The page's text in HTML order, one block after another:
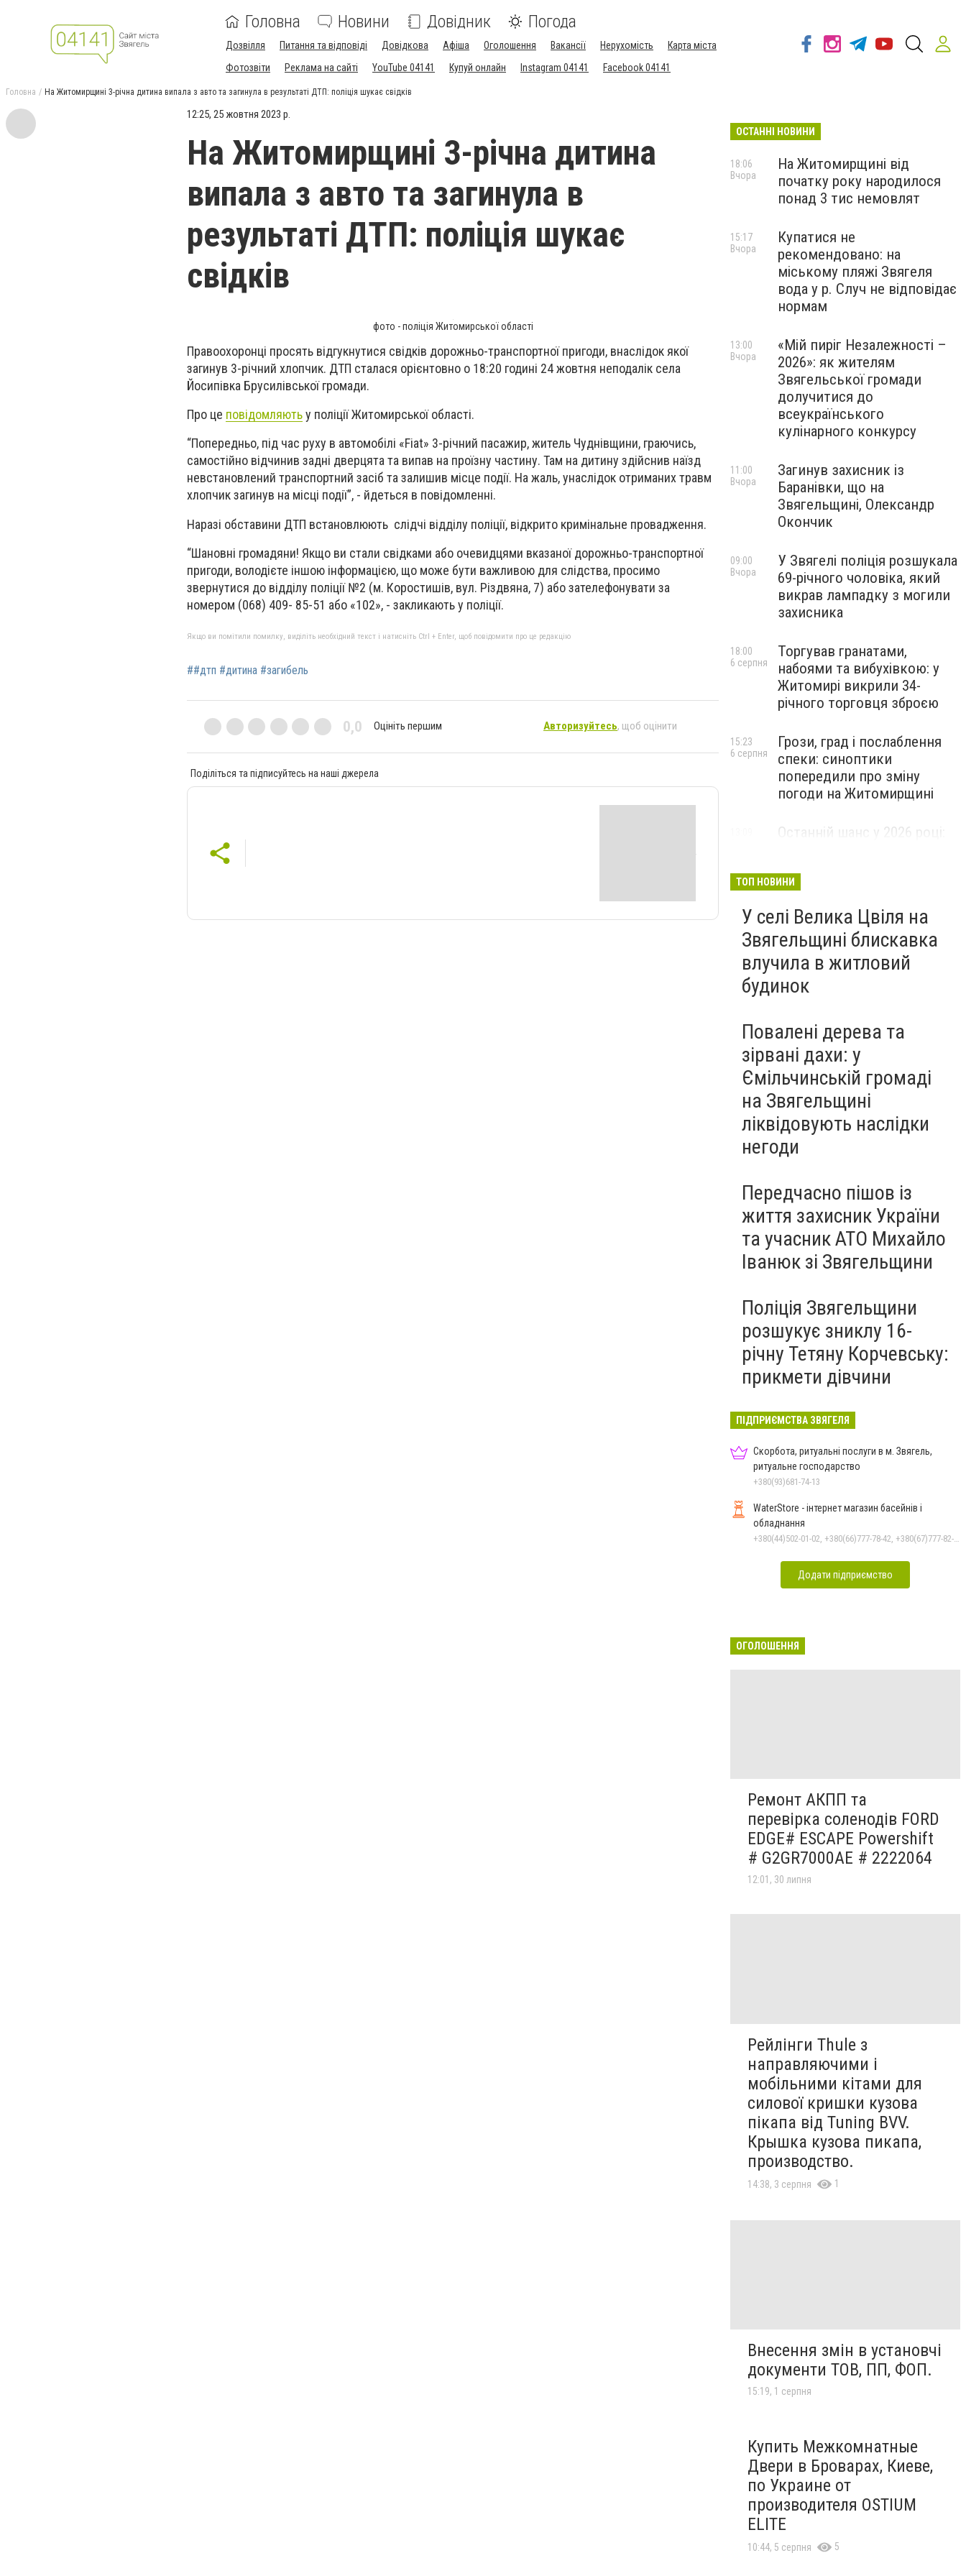
Головна Новини Довідник Погода
Дозвілля Питання та відповіді Довідкова Афіша Оголошення Вакансії Нерухомість
Карта міста
Фотозвіти
Реклама на сайті YouTube 04141 Купуй онлайн Instagram 04141 Facebook 04141
Головна На Житомирщині 3-річна дитина випала з авто та загинула в результаті ДТП: поліція шукає свідків
12:25, 25 жовтня 2023 р.
На Житомирщині 3-річна дитина
випала з авто та загинула в
результаті ДТП: поліція шукає
свідків
фото - поліція Житомирської області
Правоохоронці просять відгукнутися свідків дорожньо-транспортної пригоди, внаслідок якої
загинув 3-річний хлопчик. ДТП сталася орієнтовно о 18:20 годині 24 жовтня неподалік села
Йосипівка Брусилівської громади.
Про це повідомляютьу поліції Житомирської області.
“Попередньо, під час руху в автомобілі «Fiat» 3-річний пасажир, житель Чуднівщини, граючись,
самостійно відчинив задні дверцята та випав на проїзну частину. Там на дитину здійснив наїзд
невстановлений транспортний засіб та залишив місце події. На жаль, унаслідок отриманих травм
хлопчик загинув на місці події”, - йдеться в повідомленні.
Наразі обставини ДТП встановлюють слідчі відділу поліції, відкрито кримінальне провадження.
“Шановні громадяни! Якщо ви стали свідками або очевидцями вказаної дорожньо-транспортної
пригоди, володієте іншою інформацією, що може бути важливою для слідства, просимо
звернутися до відділу поліції №2 (м. Коростишів, вул. Різдвяна, 7) або зателефонувати за
номером (068) 409- 85-51 або «102», - закликають у поліції.
Якщо ви помітили помилку, виділіть необхідний текст і натисніть Ctrl + Enter, щоб повідомити про це редакцію
##дтп #дитина #загибель
0,0 Оцініть першим Авторизуйтесь, щоб оцінити
Поділіться та підписуйтесь на наші джерела
ОСТАННІ НОВИНИ
На Житомирщині від
початку року народилося
понад 3 тис немовлят
18:06
Вчора
Купатися не
рекомендовано: на
міському пляжі Звягеля
вода у р. Случ не відповідає
нормам
15:17
Вчора
«Мій пиріг Незалежності –
2026»: як жителям
Звягельської громади
долучитися до
всеукраїнського
кулінарного конкурсу
13:00
Вчора
Загинув захисник із
Баранівки, що на
Звягельщині, Олександр
Окончик
11:00
Вчора
У Звягелі поліція розшукала
69-річного чоловіка, який
викрав лампадку з могили
захисника
09:00
Вчора
Торгував гранатами,
набоями та вибухівкою: у
Житомирі викрили 34-
річного торговця зброєю
18:00
6 серпня
Грози, град і послаблення
спеки: синоптики
попередили про зміну
погоди на Житомирщині
15:23
6 серпня
Останній шанс у 2026 році:
майбутніх водійок автобусів
ТОП НОВИНИ
У селі Велика Цвіля на
Звягельщині блискавка
влучила в житловий
будинок
Повалені дерева та
зірвані дахи: у
Ємільчинській громаді
на Звягельщині
ліквідовують наслідки
негоди
Передчасно пішов із
життя захисник України
та учасник АТО Михайло
Іванюк зі Звягельщини
Поліція Звягельщини
розшукує зниклу 16-
річну Тетяну Корчевську:
прикмети дівчини
ПІДПРИЄМСТВА ЗВЯГЕЛЯ
Скорбота, ритуальні послуги в м. Звягель,
ритуальне господарство
+380(93)681-74-13
WaterStore - інтернет магазин басейнів і
обладнання
+380(44)502-01-02, +380(66)777-78-42, +380(67)777-82-19, +380(67)890-80-80, +380(73)890-80-80, +380(44)502-01-03
Додати підприємство
ОГОЛОШЕННЯ
Ремонт АКПП та
перевірка соленодів FORD
EDGE# ESCAPE Powershift
# G2GR7000AE # 2222064
12:01, 30 липня
Рейлінги Thule з
направляючими і
мобільними кітами для
силової кришки кузова
пікапа від Tuning BVV.
Крышка кузова пикапа,
производство.
14:38, 3 серпня 1
Внесення змін в установчі
документи ТОВ, ПП, ФОП.
15:19, 1 серпня
Купить Межкомнатные
Двери в Броварах, Киеве,
по Украине от
производителя OSTIUM
ELITE
10:44, 5 серпня 5